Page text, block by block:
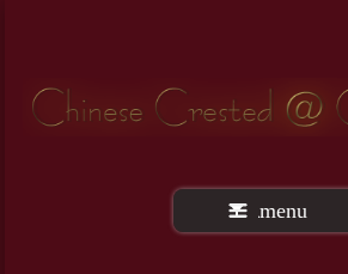
menu